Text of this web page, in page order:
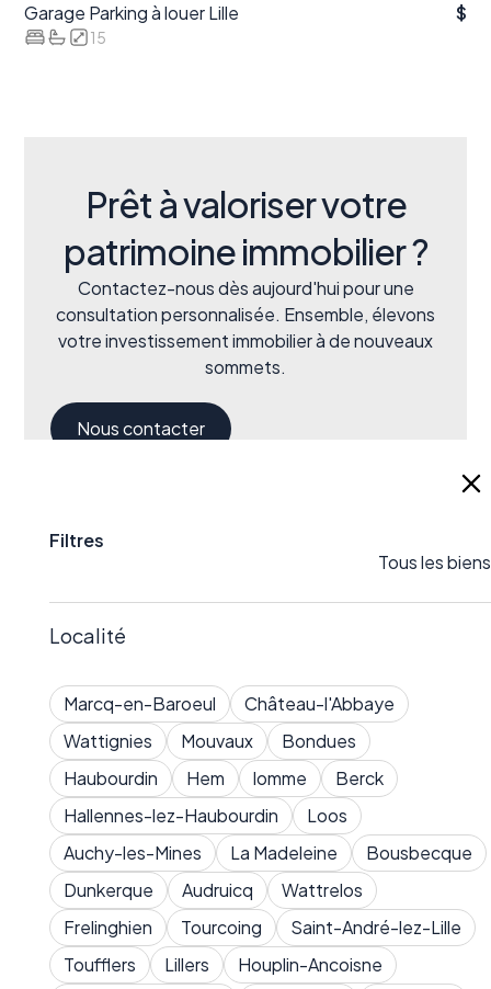
Filtres
Tous les biens
Localité
Marcq-en-Baroeul
Château-l'Abbaye
Wattignies
Mouvaux
Bondues
Haubourdin
Hem lomme
Berck
Hallennes-lez-Haubourdin
Loos
Auchy-les-Mines
La Madeleine
Bousbecque
Dunkerque
Audruicq
Wattrelos
Frelinghien
Tourcoing
Saint-André-lez-Lille
Toufflers
Lillers
Houplin-Ancoisne
Garage Parking à louer Lille $
15
Prêt à valoriser votre
patrimoine immobilier ?
Contactez-nous dès aujourd'hui pour une
consultation personnalisée. Ensemble, élevons
votre investissement immobilier à de nouveaux
sommets.
Nous contacter